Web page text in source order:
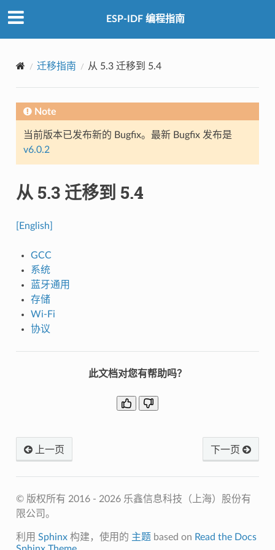
ESP-IDF 编程指南
迁移指南 从 5.3 迁移到 5.4
Note
当前版本已发布新的 Bugfix。最新 Bugfix 发布是
v6.0.2
从 5.3 迁移到 5.4
[English]
GCC
系统
蓝牙通用
存储
Wi-Fi
协议
此文档对您有帮助吗？
上一页 下一页
© 版权所有 2016 - 2026 乐鑫信息科技（上海）股份有
限公司。
利用 Sphinx构建，使用的 主题 based on Read the Docs